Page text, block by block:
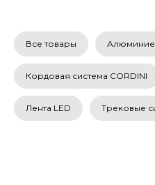
Все товары
Кордовая система CORDINI
Лента LED Трековые